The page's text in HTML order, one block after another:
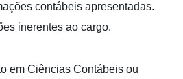
contábeis apresentadas.
inerentes ao cargo.
em Ciências Contábeis ou